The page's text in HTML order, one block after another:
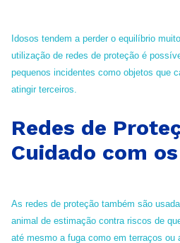
Idosos tendem a perder o equilíbrio
utilização de redes de proteção é
pequenos incidentes como objetos que
atingir terceiros.
Redes de
Cuidado com
As redes de proteção também são
animal de estimação contra riscos de
até mesmo a fuga como em terraços ou